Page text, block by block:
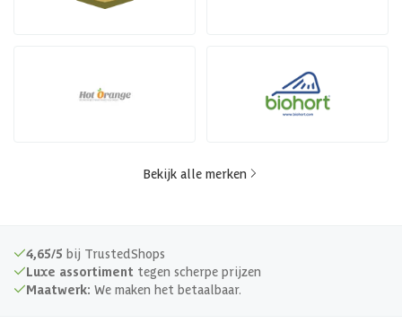
Bekijk alle merken
4,65/5 bij TrustedShops
Luxe assortiment tegen scherpe prijzen
Maatwerk: We maken het betaalbaar.